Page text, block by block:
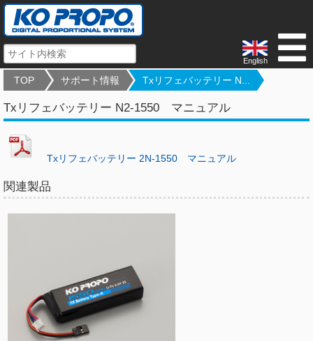
English
TOP サポート情報 Txリフェバッテリー N...
Txリフェバッテリー N2-1550 マニュアル
Txリフェバッテリー 2N-1550 マニュアル
関連製品